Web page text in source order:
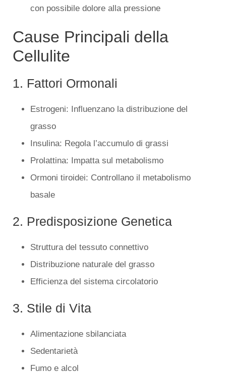
con possibile dolore alla pressione
Cause Principali della
Cellulite
1. Fattori Ormonali
Estrogeni: Influenzano la distribuzione del
grasso
Insulina: Regola l’accumulo di grassi
Prolattina: Impatta sul metabolismo
Ormoni tiroidei: Controllano il metabolismo
basale
2. Predisposizione Genetica
Struttura del tessuto connettivo
Distribuzione naturale del grasso
Efficienza del sistema circolatorio
3. Stile di Vita
Alimentazione sbilanciata
Sedentarietà
Fumo e alcol